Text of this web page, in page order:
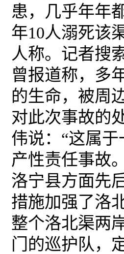
患，几乎年年
年10人溺死该
人称。 记者搜
曾报道称，多
的生命，被周
对此次事故的
伟说：“这属
产性责任事故
洛宁县方面先
措施加强了洛
整个洛北渠两
门的巡护队，